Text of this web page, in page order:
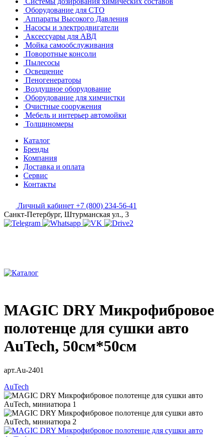
Оборудование для СТО
Аппараты Высокого Давления
Насосы и электродвигатели
Аксессуары для АВД
Мойка самообслуживания
Поворотные консоли
Пылесосы
Освещение
Пеногенераторы
Воздушное оборудование
Оборудование для химчистки
Очистные сооружения
Мебель и интерьер автомойки
Толщиномеры
Каталог
Бренды
Компания
Доставка и оплата
Сервис
Контакты
Личный кабинет +7 (800) 234-56-41
Санкт-Петербург, Штурманская ул., 3
MAGIC DRY Микрофибровое
полотенце для сушки авто
AuTech, 50см*50см
арт.Au-2401
AuTech